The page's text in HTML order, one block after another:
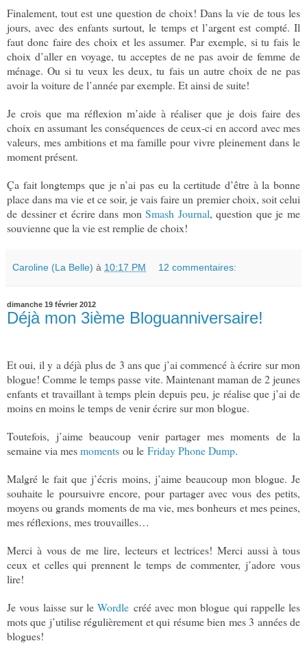
Finalement, tout est une question de choix! Dans la vie de tous les
jours, avec des enfants surtout, le temps et l’argent est compté. Il
faut donc faire des choix et les assumer. Par exemple, si tu fais le
choix d’aller en voyage, tu acceptes de ne pas avoir de femme de
ménage. Ou si tu veux les deux, tu fais un autre choix de ne pas
avoir la voiture de l’année par exemple. Et ainsi de suite!
Je crois que ma réflexion m’aide à réaliser que je dois faire des
choix en assumant les conséquences de ceux-ci en accord avec mes
valeurs, mes ambitions et ma famille pour vivre pleinement dans le
moment présent.
Ça fait longtemps que je n’ai pas eu la certitude d’être à la bonne
place dans ma vie et ce soir, je vais faire un premier choix, soit celui
de dessiner et écrire dans monSmash Journal, question que je me
souvienne que la vie est remplie de choix!
Caroline (La Belle) à 10:17 PM 12 commentaires:
dimanche 19 février 2012
Déjà mon 3ième Bloguanniversaire!
Et oui, il y a déjà plus de 3 ans que j’ai commencé à écrire sur mon
blogue! Comme le temps passe vite. Maintenant maman de 2 jeunes
enfants et travaillant à temps plein depuis peu, je réalise que j’ai de
moins en moins le temps de venir écrire sur mon blogue.
Toutefois, j’aime beaucoup venir partager mes moments de la
semaine via mesmoments ou le Friday Phone Dump.
Malgré le fait que j’écris moins, j’aime beaucoup mon blogue. Je
souhaite le poursuivre encore, pour partager avec vous des petits,
moyens ou grands moments de ma vie, mes bonheurs et mes peines,
mes réflexions, mes trouvailles…
Merci à vous de me lire, lecteurs et lectrices! Merci aussi à tous
ceux et celles qui prennent le temps de commenter, j’adore vous
lire!
Je vous laisse sur leWordle créé avec mon blogue qui rappelle les
mots que j’utilise régulièrement et qui résume bien mes 3 années de
blogues!